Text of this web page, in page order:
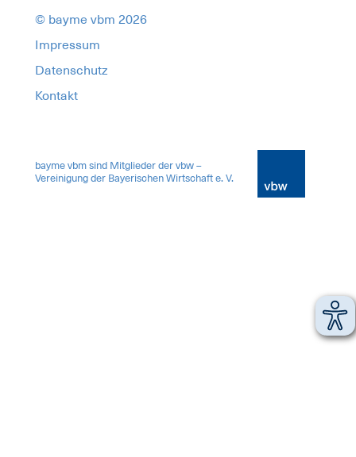
© bayme vbm 2026
Impressum
Datenschutz
Kontakt
bayme vbm sind Mitglieder der vbw –
Vereinigung der Bayerischen Wirtschaft e. V.